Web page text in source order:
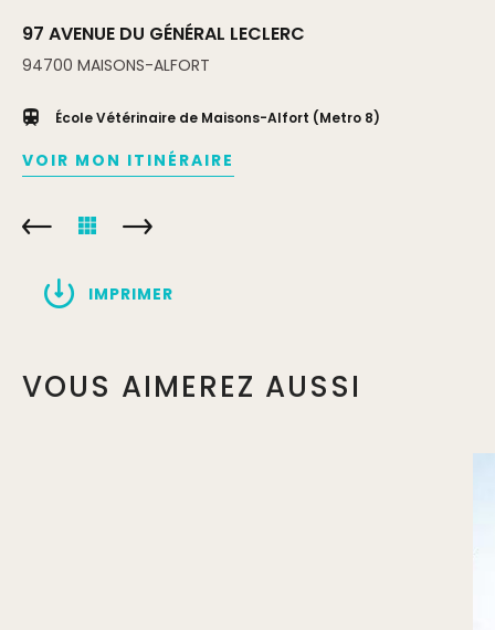
97 AVENUE DU GÉNÉRAL LECLERC
94700 MAISONS-ALFORT
École Vétérinaire de Maisons-Alfort (Metro 8)
VOIR MON ITINÉRAIRE
IMPRIMER
VOUS AIMEREZ AUSSI